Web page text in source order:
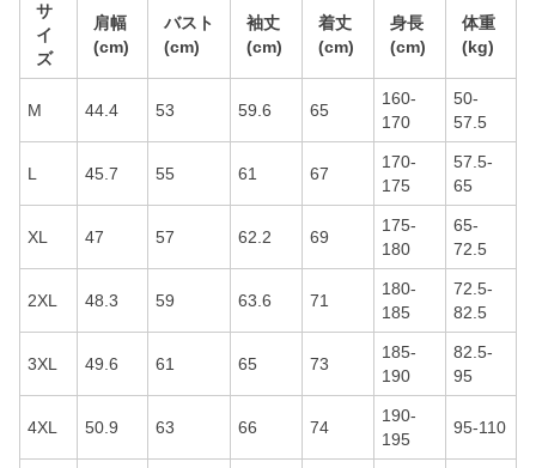
サ
イ
ズ
肩幅
(cm)
バスト
(cm)
袖丈
(cm)
着丈
(cm)
身長
(cm)
体重
(kg)
M 44.4 53 59.6 65
160-
170
50-
57.5
L 45.7 55 61 67
170-
175
57.5-
65
XL 47 57 62.2 69
175-
180
65-
72.5
2XL 48.3 59 63.6 71
180-
185
72.5-
82.5
3XL 49.6 61 65 73
185-
190
82.5-
95
4XL 50.9 63 66 74
190-
195
95-110